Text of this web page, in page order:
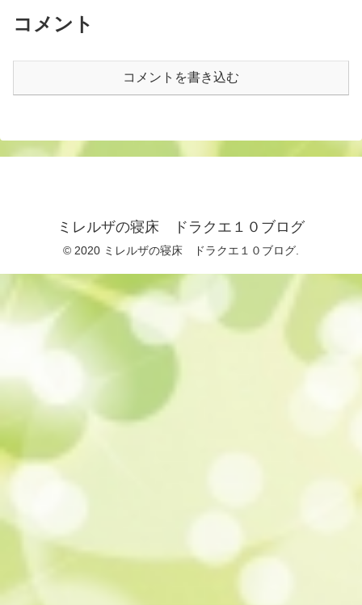
コメント
コメントを書き込む
ミレルザの寝床 ドラクエ１０ブログ
© 2020 ミレルザの寝床 ドラクエ１０ブログ.